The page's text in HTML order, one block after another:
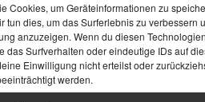
Cookies, um Geräteinformationen zu
tun dies, um das Surferlebnis zu verbessern
anzuzeigen. Wenn du diesen
das Surfverhalten oder eindeutige IDs auf
Einwilligung nicht erteilst oder
werden.
MA7000 war mein erster
mit der legendären US-
High-End-Schmiede – und